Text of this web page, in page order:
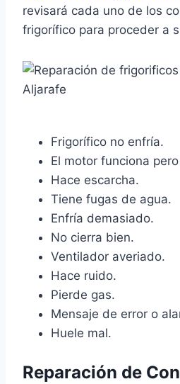
revisará cada uno de los
frigorífico para proceder a
Frigorífico no enfría.
El motor funciona
Hace escarcha.
Tiene fugas de agua.
Enfría demasiado.
No cierra bien.
Ventilador averiado.
Hace ruido.
Pierde gas.
Mensaje de error o
Huele mal.
Reparación de